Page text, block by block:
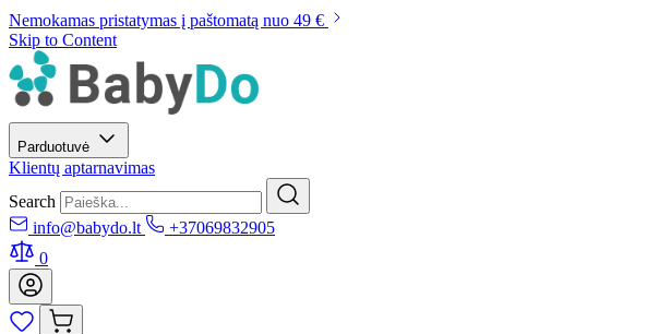
Nemokamas pristatymas į paštomatą nuo 49 €
Skip to Content
Parduotuvė
Klientų aptarnavimas
Search
info@babydo.lt
+37069832905
0